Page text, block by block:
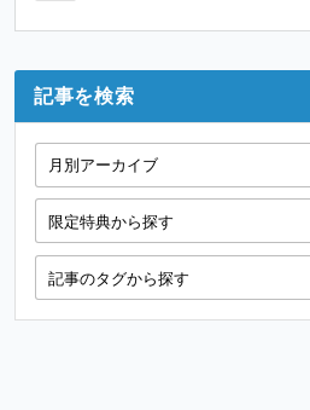
記事を検索